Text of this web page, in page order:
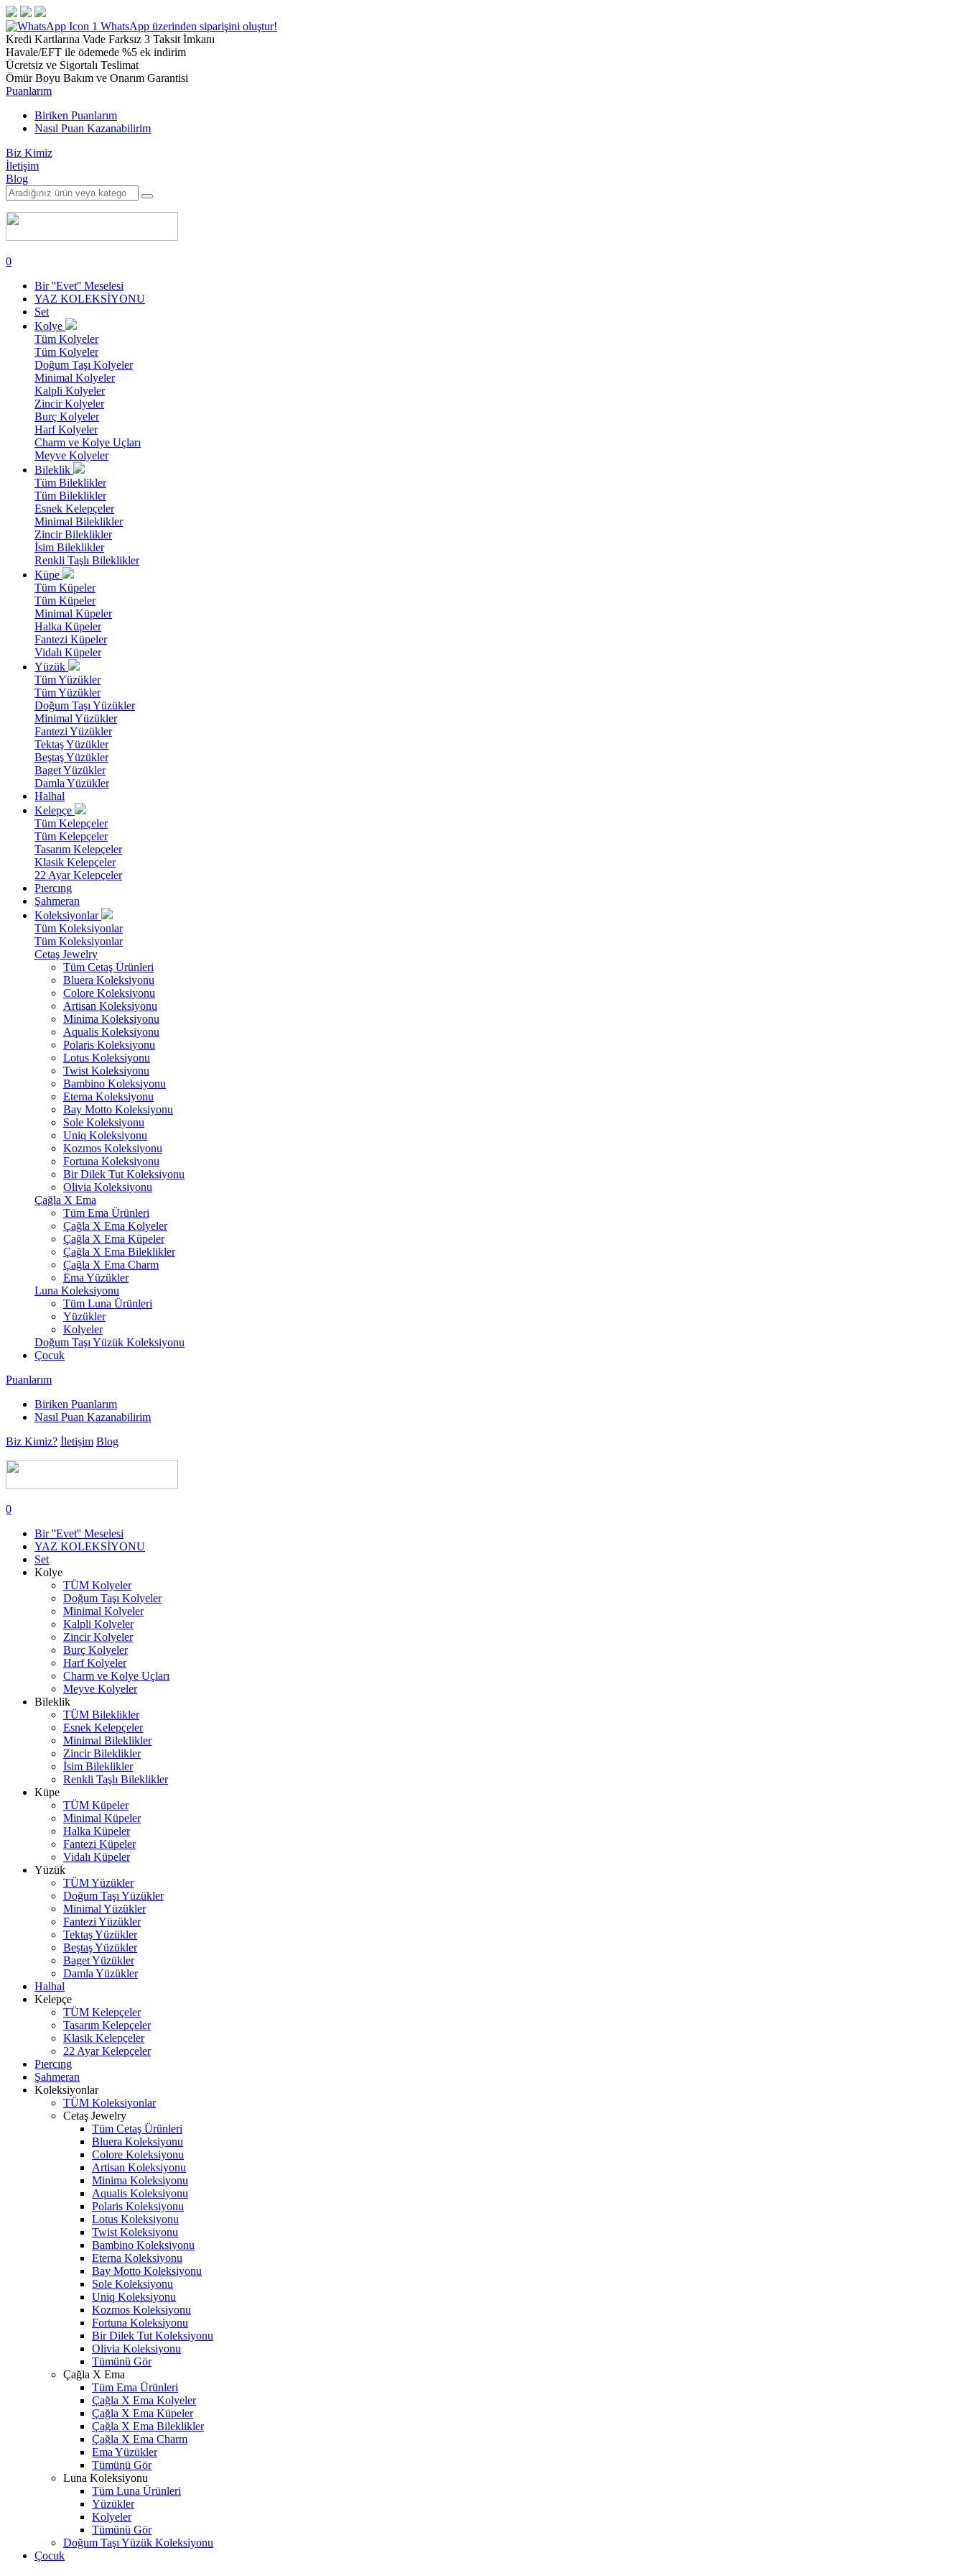
1 WhatsApp üzerinden siparişini oluştur!
Kredi Kartlarına Vade Farksız 3 Taksit İmkanı
Havale/EFT ile ödemede %5 ek indirim
Ücretsiz ve Sigortalı Teslimat
Ömür Boyu Bakım ve Onarım Garantisi
Puanlarım
Biriken Puanlarım
Nasıl Puan Kazanabilirim
Biz Kimiz
İletişim
Blog
0
Bir ''Evet'' Meselesi
YAZ KOLEKSİYONU
Set
Kolye
Tüm Kolyeler
Tüm Kolyeler
Doğum Taşı Kolyeler
Minimal Kolyeler
Kalpli Kolyeler
Zincir Kolyeler
Burç Kolyeler
Harf Kolyeler
Charm ve Kolye Uçları
Meyve Kolyeler
Bileklik
Tüm Bileklikler
Tüm Bileklikler
Esnek Kelepçeler
Minimal Bileklikler
Zincir Bileklikler
İsim Bileklikler
Renkli Taşlı Bileklikler
Küpe
Tüm Küpeler
Tüm Küpeler
Minimal Küpeler
Halka Küpeler
Fantezi Küpeler
Vidalı Küpeler
Yüzük
Tüm Yüzükler
Tüm Yüzükler
Doğum Taşı Yüzükler
Minimal Yüzükler
Fantezi Yüzükler
Tektaş Yüzükler
Beştaş Yüzükler
Baget Yüzükler
Damla Yüzükler
Halhal
Kelepçe
Tüm Kelepçeler
Tüm Kelepçeler
Tasarım Kelepçeler
Klasik Kelepçeler
22 Ayar Kelepçeler
Pıercıng
Şahmeran
Koleksiyonlar
Tüm Koleksiyonlar
Tüm Koleksiyonlar
Cetaş Jewelry
Tüm Cetaş Ürünleri
Bluera Koleksiyonu
Colore Koleksiyonu
Artisan Koleksiyonu
Minima Koleksiyonu
Aqualis Koleksiyonu
Polaris Koleksiyonu
Lotus Koleksiyonu
Twist Koleksiyonu
Bambino Koleksiyonu
Eterna Koleksiyonu
Bay Motto Koleksiyonu
Sole Koleksiyonu
Uniq Koleksiyonu
Kozmos Koleksiyonu
Fortuna Koleksiyonu
Bir Dilek Tut Koleksiyonu
Olivia Koleksiyonu
Çağla X Ema
Tüm Ema Ürünleri
Çağla X Ema Kolyeler
Çağla X Ema Küpeler
Çağla X Ema Bileklikler
Çağla X Ema Charm
Ema Yüzükler
Luna Koleksiyonu
Tüm Luna Ürünleri
Yüzükler
Kolyeler
Doğum Taşı Yüzük Koleksiyonu
Çocuk
Puanlarım
Biriken Puanlarım
Nasıl Puan Kazanabilirim
Biz Kimiz? İletişim Blog
0
Bir ''Evet'' Meselesi
YAZ KOLEKSİYONU
Set
Kolye
TÜM Kolyeler
Doğum Taşı Kolyeler
Minimal Kolyeler
Kalpli Kolyeler
Zincir Kolyeler
Burç Kolyeler
Harf Kolyeler
Charm ve Kolye Uçları
Meyve Kolyeler
Bileklik
TÜM Bileklikler
Esnek Kelepçeler
Minimal Bileklikler
Zincir Bileklikler
İsim Bileklikler
Renkli Taşlı Bileklikler
Küpe
TÜM Küpeler
Minimal Küpeler
Halka Küpeler
Fantezi Küpeler
Vidalı Küpeler
Yüzük
TÜM Yüzükler
Doğum Taşı Yüzükler
Minimal Yüzükler
Fantezi Yüzükler
Tektaş Yüzükler
Beştaş Yüzükler
Baget Yüzükler
Damla Yüzükler
Halhal
Kelepçe
TÜM Kelepçeler
Tasarım Kelepçeler
Klasik Kelepçeler
22 Ayar Kelepçeler
Pıercıng
Şahmeran
Koleksiyonlar
TÜM Koleksiyonlar
Cetaş Jewelry
Tüm Cetaş Ürünleri
Bluera Koleksiyonu
Colore Koleksiyonu
Artisan Koleksiyonu
Minima Koleksiyonu
Aqualis Koleksiyonu
Polaris Koleksiyonu
Lotus Koleksiyonu
Twist Koleksiyonu
Bambino Koleksiyonu
Eterna Koleksiyonu
Bay Motto Koleksiyonu
Sole Koleksiyonu
Uniq Koleksiyonu
Kozmos Koleksiyonu
Fortuna Koleksiyonu
Bir Dilek Tut Koleksiyonu
Olivia Koleksiyonu
Tümünü Gör
Çağla X Ema
Tüm Ema Ürünleri
Çağla X Ema Kolyeler
Çağla X Ema Küpeler
Çağla X Ema Bileklikler
Çağla X Ema Charm
Ema Yüzükler
Tümünü Gör
Luna Koleksiyonu
Tüm Luna Ürünleri
Yüzükler
Kolyeler
Tümünü Gör
Doğum Taşı Yüzük Koleksiyonu
Çocuk